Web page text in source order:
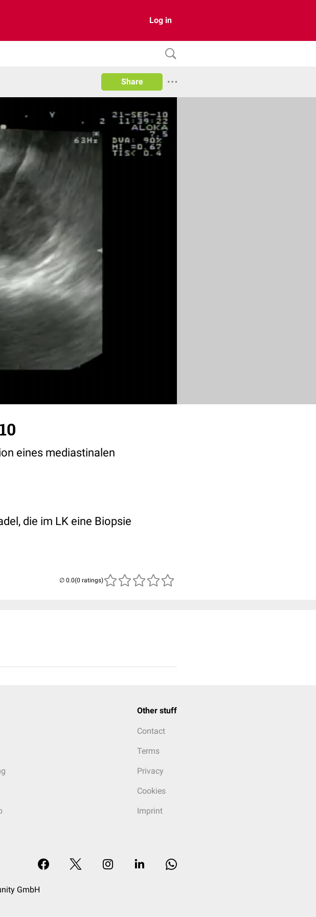
Log in
Share
eines mediastinalen
die im LK eine Biopsie
(0 ratings)
Other stuff
Contact
Terms
Privacy
Cookies
Imprint
GmbH